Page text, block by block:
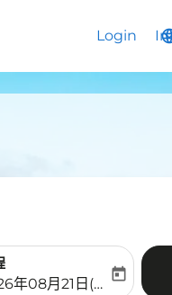
Login
aria-labelreturn-date-
年08月21日(周五)
today